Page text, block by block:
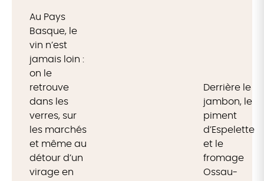
Au Pays
Basque, le
vin n’est
jamais loin :
on le
retrouve
dans les
verres, sur
les marchés
et même au
détour d’un
virage en
Derrière le
jambon, le
piment
d’Espelette
et le
fromage
Ossau-